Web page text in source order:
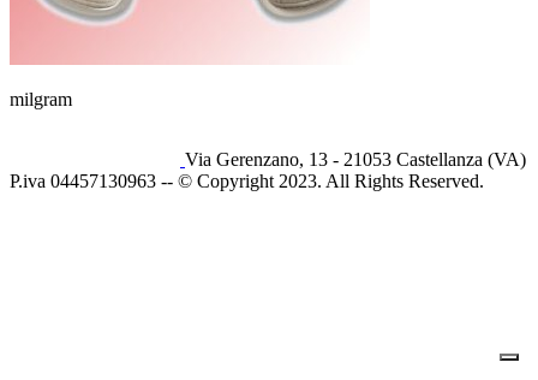
milgram
Via Gerenzano, 13 - 21053 Castellanza (VA)
P.iva 04457130963 -- © Copyright 2023. All Rights Reserved.